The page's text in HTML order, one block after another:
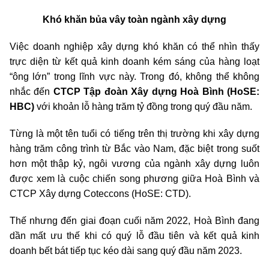
Khó khăn bủa vây toàn ngành xây dựng
Việc doanh nghiệp xây dựng khó khăn có thể nhìn thấy
trực diện từ kết quả kinh doanh kém sáng của hàng loạt
“ông lớn” trong lĩnh vực này. Trong đó, không thể không
nhắc đến CTCP Tập đoàn Xây dựng Hoà Bình (HoSE:
HBC) với khoản lỗ hàng trăm tỷ đồng trong quý đầu năm.
Từng là một tên tuổi có tiếng trên thị trường khi xây dựng
hàng trăm công trình từ Bắc vào Nam, đặc biệt trong suốt
hơn một thập kỷ, ngôi vương của ngành xây dựng luôn
được xem là cuộc chiến song phương giữa Hoà Bình và
CTCP Xây dựng Coteccons (HoSE: CTD).
Thế nhưng đến giai đoạn cuối năm 2022, Hoà Bình đang
dần mất ưu thế khi có quý lỗ đầu tiên và kết quả kinh
doanh bết bát tiếp tục kéo dài sang quý đầu năm 2023.